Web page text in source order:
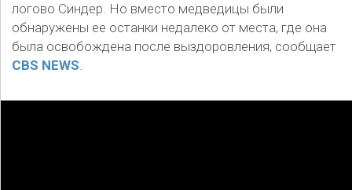
логово Синдер. Но вместо медведицы были
обнаружены ее останки недалеко от места, где она
была освобождена после выздоровления, сообщает
CBS NEWS.